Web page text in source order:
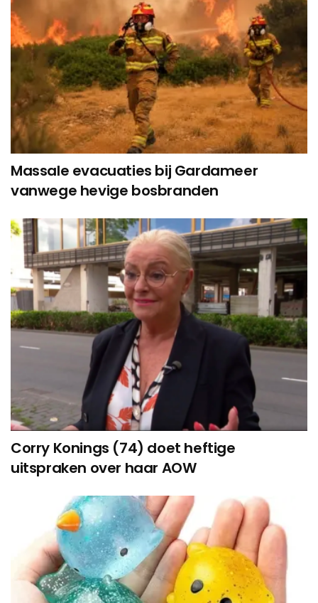
Massale evacuaties bij Gardameer
vanwege hevige bosbranden
Corry Konings (74) doet heftige
uitspraken over haar AOW